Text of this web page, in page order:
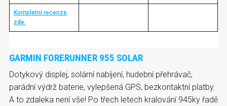
Kompletní recenze
zde.
GARMIN FORERUNNER 955 SOLAR
Dotykový displej, solární nabíjení, hudební přehrávač,
parádní výdrž baterie, vylepšená GPS, bezkontaktní platby.
A to zdaleka není vše! Po třech letech kralování 945ky řadě